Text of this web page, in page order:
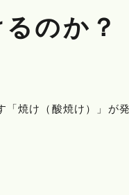
のか？
焼け（酸焼け）」が発